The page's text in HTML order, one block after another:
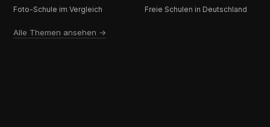
Foto-Schule im Vergleich
Freie Schulen in Deutschland
Alle Themen ansehen →